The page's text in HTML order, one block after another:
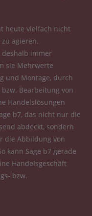
heute vielfach nicht
agieren.
deshalb immer
sie Mehrwerte
und Montage, durch
Bearbeitung von
Handelslösungen
b7, das nicht nur die
abdeckt, sondern
die Abbildung von
kann Sage b7 gerade
Handelsgeschäft
bzw.